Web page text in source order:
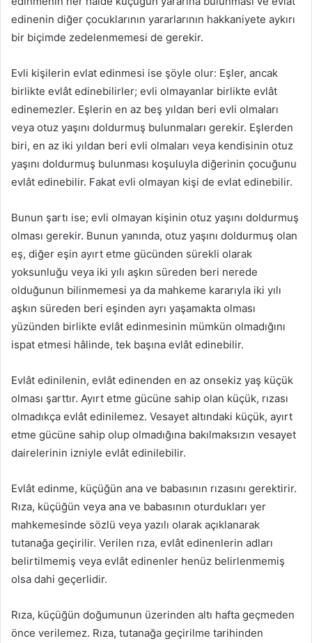
edinenin diğer çocuklarının yararlarının hakkaniyete aykırı
bir biçimde zedelenmemesi de gerekir.
Evli kişilerin evlat edinmesi ise şöyle olur: Eşler, ancak
birlikte evlât edinebilirler; evli olmayanlar birlikte evlât
edinemezler. Eşlerin en az beş yıldan beri evli olmaları
veya otuz yaşını doldurmuş bulunmaları gerekir. Eşlerden
biri, en az iki yıldan beri evli olmaları veya kendisinin otuz
yaşını doldurmuş bulunması koşuluyla diğerinin çocuğunu
evlât edinebilir. Fakat evli olmayan kişi de evlat edinebilir.
Bunun şartı ise; evli olmayan kişinin otuz yaşını doldurmuş
olması gerekir. Bunun yanında, otuz yaşını doldurmuş olan
eş, diğer eşin ayırt etme gücünden sürekli olarak
yoksunluğu veya iki yılı aşkın süreden beri nerede
olduğunun bilinmemesi ya da mahkeme kararıyla iki yılı
aşkın süreden beri eşinden ayrı yaşamakta olması
yüzünden birlikte evlât edinmesinin mümkün olmadığını
ispat etmesi hâlinde, tek başına evlât edinebilir.
Evlât edinilenin, evlât edinenden en az onsekiz yaş küçük
olması şarttır. Ayırt etme gücüne sahip olan küçük, rızası
olmadıkça evlât edinilemez. Vesayet altındaki küçük, ayırt
etme gücüne sahip olup olmadığına bakılmaksızın vesayet
dairelerinin izniyle evlât edinilebilir.
Evlât edinme, küçüğün ana ve babasının rızasını gerektirir.
Rıza, küçüğün veya ana ve babasının oturdukları yer
mahkemesinde sözlü veya yazılı olarak açıklanarak
tutanağa geçirilir. Verilen rıza, evlât edinenlerin adları
belirtilmemiş veya evlât edinenler henüz belirlenmemiş
olsa dahi geçerlidir.
Rıza, küçüğün doğumunun üzerinden altı hafta geçmeden
önce verilemez. Rıza, tutanağa geçirilme tarihinden